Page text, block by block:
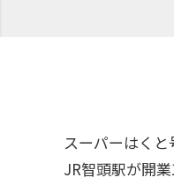
スーパーはく
JR智頭駅が開